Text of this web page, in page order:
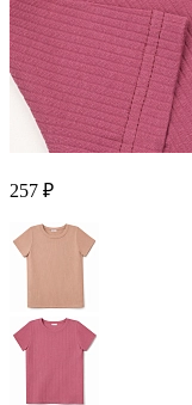
257 ₽